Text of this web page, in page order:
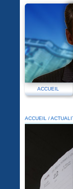
ACCUEIL
ACCUEIL /